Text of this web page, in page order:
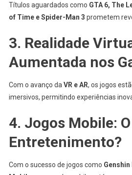
Títulos aguardados como GTA 6, The
of Time e Spider-Man 3 prometem
3. Realidade
Aumentada nos
Com o avanço daVR e AR, os jogos
imersivos, permitindo experiências
4. Jogos Mobile:
Entretenimento?
Com o sucesso de jogos como